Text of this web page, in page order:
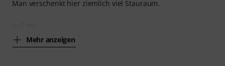
Man verschenkt hier ziemlich viel Stauraum.
Mehr anzeigen